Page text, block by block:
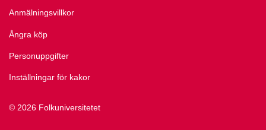
© 2026 Folkuniversitetet
Anmälningsvillkor
Ångra köp
Personuppgifter
Inställningar för kakor